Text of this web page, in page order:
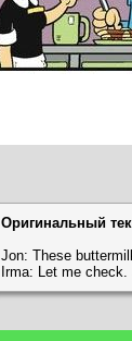
Оригинальный
Jon: These
Irma: Let me